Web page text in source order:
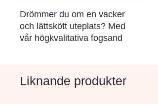
Drömmer du om en vacker
och lättskött uteplats? Med
vår högkvalitativa fogsand
perfekt. vilket ger en jämn och
Liknande produkter